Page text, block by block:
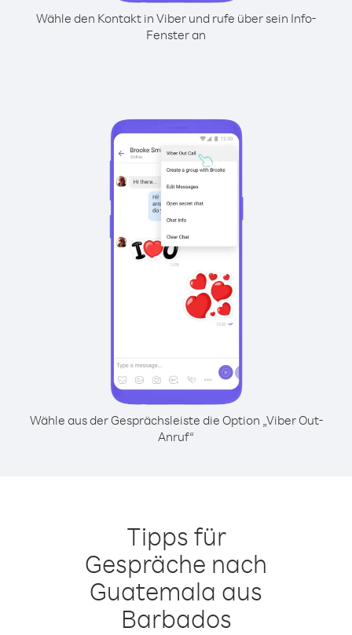
Wähle den Kontakt in Viber und rufe über sein Info-
Fenster an
Wähle aus der Gesprächsleiste die Option „Viber Out-
Anruf“
Tipps für
Gespräche nach
Guatemala aus
Barbados